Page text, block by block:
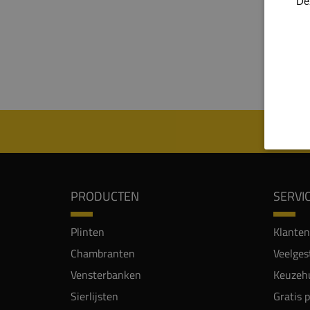
de
PRODUCTEN
Plinten
Chambranten
Vensterbanken
Sierlijsten
Gratis